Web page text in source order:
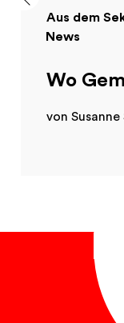
Aus dem
News
Wo
von